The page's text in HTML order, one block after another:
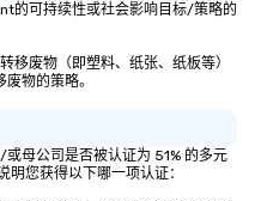
的可持续性或社会影响目标/策略的
废物（即塑料、纸张、纸板等）
物的策略。
母公司是否被认证为 51% 的多元
您获得以下哪一项认证：